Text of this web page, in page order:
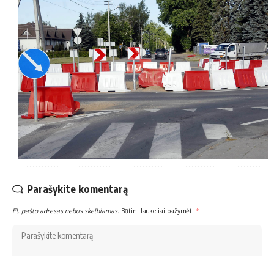
Parašykite komentarą
El. pašto adresas nebus skelbiamas. Būtini laukeliai pažymėti *